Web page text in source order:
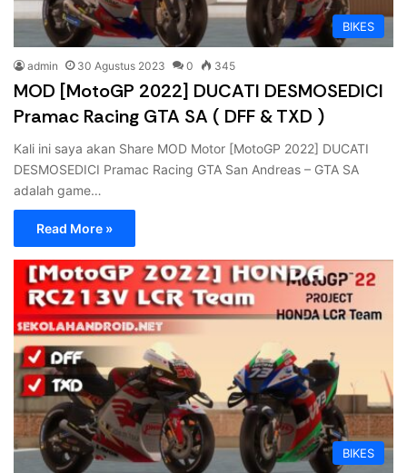
BIKES
admin 30 Agustus 2023 0 345
MOD [MotoGP 2022] DUCATI DESMOSEDICI
Pramac Racing GTA SA ( DFF & TXD )
Kali ini saya akan Share MOD Motor [MotoGP 2022] DUCATI
DESMOSEDICI Pramac Racing GTA San Andreas – GTA SA
adalah game…
Read More »
BIKES